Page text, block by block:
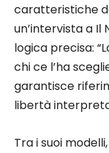
caratteristiche
un’intervista a Il
logica precisa:
chi ce l’ha
garantisce
libertà
Tra i suoi